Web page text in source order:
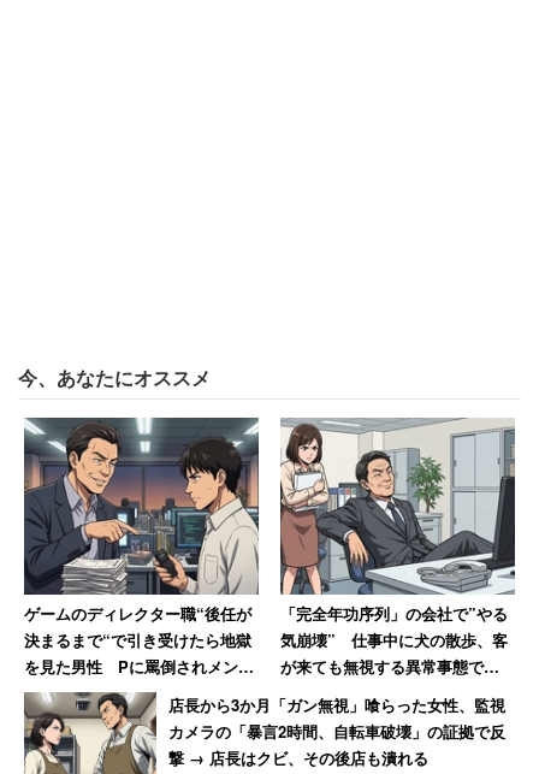
あまりの辛さに精神科を訪れると、「社交不安障害」で治
療が必要だと告げられました。診断する主なチェック項目
は、次の4つだそうです。
1.人前で発言する状況が怖い
2.人が集まる場所（宴会や会議室）に行くのが怖い
3.他人から否定的に評価されるのが怖い
4.生活が妨げられたり、耐え忍んでひどくつらい状
態が半年以上続く
今、あなたにオススメ
ゲームのディレクター職“後任が
決まるまで“で引き受けたら地獄
を見た男性 Pに罵倒されメンタ
ル崩壊、自宅にも押しかけられ
「恐ろしい経験でした」
「完全年功序列」の会社で”やる
気崩壊” 仕事中に犬の散歩、客
が来ても無視する異常事態で
「若い社員が毎年辞めていきま
す」
店長から3か月「ガン無視」喰らった女性、監視
カメラの「暴言2時間、自転車破壊」の証拠で反
撃 → 店長はクビ、その後店も潰れる